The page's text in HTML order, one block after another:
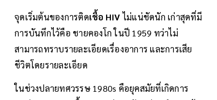
จุดเริ่มต้นของการติดเชื้อ HIV ไม่แน่ชัดนัก เก่าสุดที่มี
การบันทึกไว้คือ ชายคองโก ในปี 1959 ทว่าไม่
สามารถทราบรายละเอียดเรื่องอาการ และการเสีย
ชีวิตโดยรายละเอียด
ในช่วงปลายทศวรรษ 1980s คือยุคสมัยที่เกิดการ